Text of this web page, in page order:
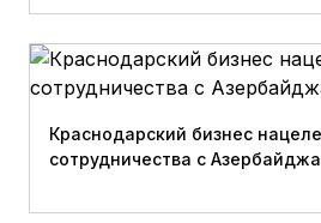
Краснодарский бизнес
сотрудничества с